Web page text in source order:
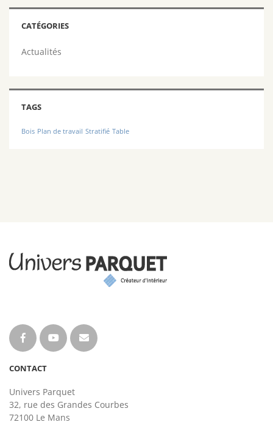
CATÉGORIES
Actualités
TAGS
Bois Plan de travail Stratifié Table
CONTACT
Univers Parquet
32, rue des Grandes Courbes
72100 Le Mans